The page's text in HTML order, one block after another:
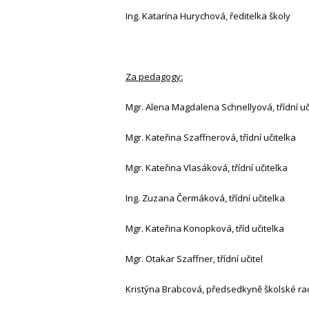
Ing. Katarína Hurychová, ředitelka školy
Za pedagogy:
Mgr. Alena Magdalena Schnellyová, třídní
Mgr. Kateřina Szaffnerová, třídní učitelka
Mgr. Kateřina Vlasáková, třídní učitelka
Ing. Zuzana Čermáková, třídní učitelka
Mgr. Kateřina Konopková, tříd učitelka
Mgr. Otakar Szaffner, třídní učitel
Kristýna Brabcová, předsedkyně školské